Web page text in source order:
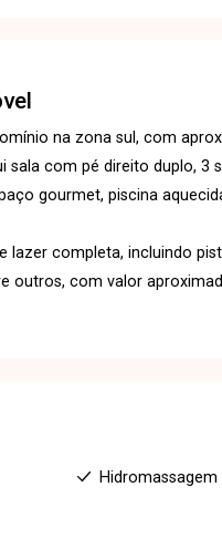
na zona sul, com
sala com pé direito duplo,
gourmet, piscina
lazer completa, incluindo
outros, com valor
Hidromassagem